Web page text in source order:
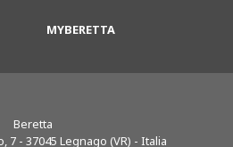
MYBERETTA
Beretta
7 - 37045 Legnago (VR) - Italia